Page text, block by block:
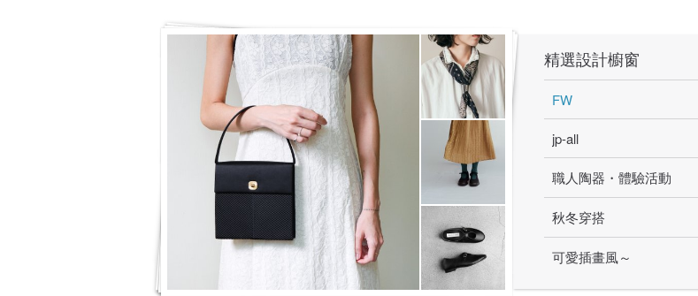
精選設計櫥窗
FW
jp-all
職人陶器・體驗活動
秋冬穿搭
可愛插畫風～